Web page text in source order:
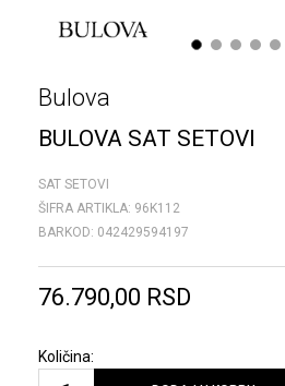
1 2 3 4 5
Bulova
BULOVA SAT SETOVI
SAT SETOVI
ŠIFRA ARTIKLA: 96K112
BARKOD: 042429594197
76.790,00 RSD
Količina: